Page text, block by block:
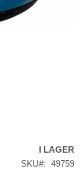
I LAGER
SKU
49759